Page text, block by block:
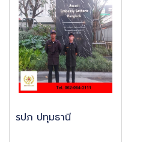
รปภ ปทุมธานี